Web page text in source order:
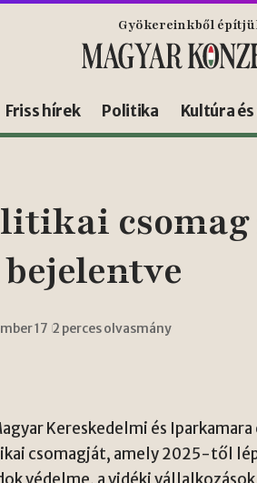
Gyökereinkből
Friss hírek Politika Kultúra
csomag
17 2 perces olvasmány
Kereskedelmi és Iparkamara
csomagját, amely 2025-től